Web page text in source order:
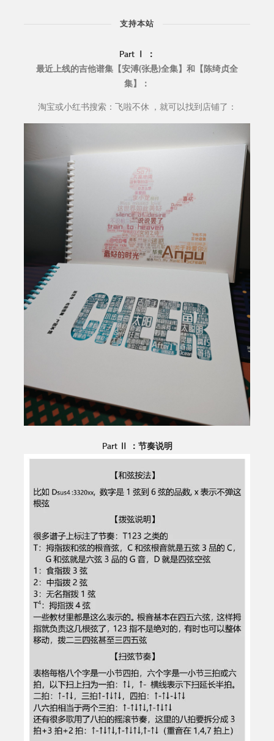
支持本站
Part Ⅰ ：
最近上线的吉他谱集【安溥(张悬)全集】和【陈绮贞全
集】：
淘宝或小红书搜索：飞啦不休 ，就可以找到店铺了：
Part Ⅱ ：节奏说明